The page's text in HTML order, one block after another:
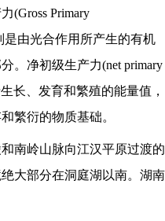
(Gross Primary
是由光合作用所产生的有机
。净初级生产力(net primary
长、发育和繁殖的能量值，
繁衍的物质基础。
南岭山脉向江汉平原过渡的
大部分在洞庭湖以南。湖南